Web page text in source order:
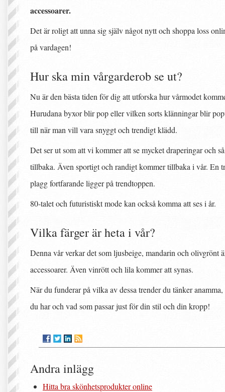
accessoarer.
Det är roligt att unna sig själv något nytt och shoppa loss
på vardagen!
Hur ska min vårgarderob se ut?
Nu är den bästa tiden för dig att utforska hur vårmodet
Hurudana byxor blir pop eller vilken sorts klänningar blir
till när man vill vara snyggt och trendigt klädd.
Det ser ut som att vi kommer att se mycket draperingar och
tillbaka. Även sportigt och randigt kommer tillbaka i vår. En
plagg fortfarande ligger på trendtoppen.
80-talet och futuristiskt mode kan också komma att ses i år.
Vilka färger är heta i vår?
Denna vår verkar det som ljusbeige, mandarin och olivgrönt
accessoarer. Även vinrött och lila kommer att synas.
När du funderar på vilka av dessa trender du tänker
du har och vad som passar just för din stil och din kropp!
Andra inlägg
Hitta bra skönhetsprodukter online